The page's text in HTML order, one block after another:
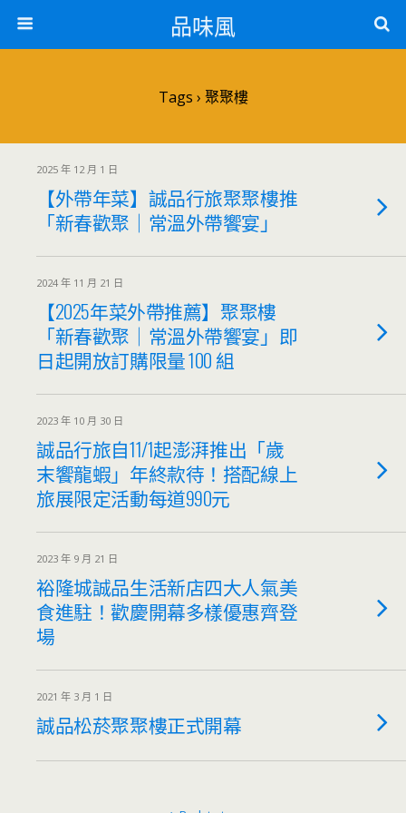
品味風
Tags › 聚聚樓
2025 年 12 月 1 日
【外帶年菜】誠品行旅聚聚樓推
「新春歡聚｜常溫外帶饗宴」
2024 年 11 月 21 日
【2025年菜外帶推薦】聚聚樓
「新春歡聚｜常溫外帶饗宴」即
日起開放訂購限量 100 組
2023 年 10 月 30 日
誠品行旅自11/1起澎湃推出「歲
末饗龍蝦」年終款待！搭配線上
旅展限定活動每道990元
2023 年 9 月 21 日
裕隆城誠品生活新店四大人氣美
食進駐！歡慶開幕多樣優惠齊登
場
2021 年 3 月 1 日
誠品松菸聚聚樓正式開幕